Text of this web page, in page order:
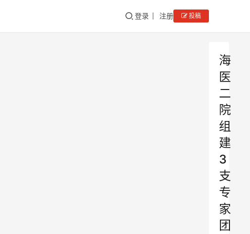
登录 注册 投稿
海
医
二
院
组
建
3
支
专
家
团